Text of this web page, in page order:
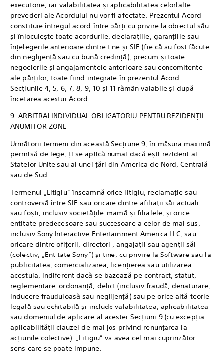
executorie, iar valabilitatea și aplicabilitatea celorlalte
prevederi ale Acordului nu vor fi afectate. Prezentul Acord
constituie întregul acord între părți cu privire la obiectul său
și înlocuiește toate acordurile, declarațiile, garanțiile sau
înțelegerile anterioare dintre tine și SIE (fie că au fost făcute
din neglijență sau cu bună credință), precum și toate
negocierile și angajamentele anterioare sau concomitente
ale părților, toate fiind integrate în prezentul Acord.
Secțiunile 4, 5, 6, 7, 8, 9, 10 și 11 rămân valabile și după
încetarea acestui Acord.
9. ARBITRAJ INDIVIDUAL OBLIGATORIU PENTRU REZIDENȚII
ANUMITOR ZONE
Următorii termeni din această Secțiune 9, în măsura maximă
permisă de lege, ți se aplică numai dacă ești rezident al
Statelor Unite sau al unei țări din America de Nord, Centrală
sau de Sud.
Termenul „Litigiu” înseamnă orice litigiu, reclamație sau
controversă între SIE sau oricare dintre afiliații săi actuali
sau foști, inclusiv societățile-mamă și filialele, și orice
entitate predecesoare sau succesoare a celor de mai sus,
inclusiv Sony Interactive Entertainment America LLC, sau
oricare dintre ofițerii, directorii, angajații sau agenții săi
(colectiv, „Entitate Sony”) și tine, cu privire la Software sau la
publicitatea, comercializarea, licențierea sau utilizarea
acestuia, indiferent dacă se bazează pe contract, statut,
reglementare, ordonanță, delict (inclusiv fraudă, denaturare,
inducere frauduloasă sau neglijență) sau pe orice altă teorie
legală sau echitabilă și include valabilitatea, aplicabilitatea
sau domeniul de aplicare al acestei Secțiuni 9 (cu excepția
aplicabilității clauzei de mai jos privind renunțarea la
acțiunile colective). „Litigiu” va avea cel mai cuprinzător
sens care se poate impune.